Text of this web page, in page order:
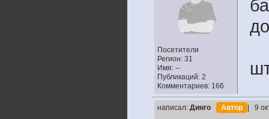
Посетители
Регион: 31
Имя: --
Публикаций: 2
Комментариев: 166
написал: Динго Автор | 9